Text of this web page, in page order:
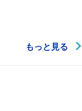
もっと見る